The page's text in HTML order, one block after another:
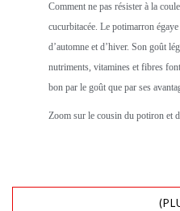
Comment ne pas résister à la
cucurbitacée. Le potimarron
d’automne et d’hiver. Son goût
nutriments, vitamines et fibres
bon par le goût que par ses
Zoom sur le cousin du potiron et